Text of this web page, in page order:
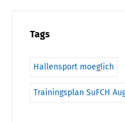
Tags
Hallensport moeglich
Trainingsplan SuFCH